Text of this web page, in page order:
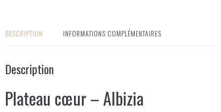
DESCRIPTION INFORMATIONS COMPLÉMENTAIRES
Description
Plateau cœur – Albizia